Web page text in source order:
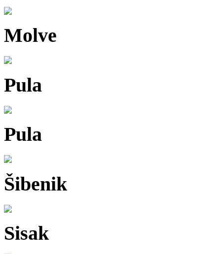
Molve
Pula
Pula
Šibenik
Sisak